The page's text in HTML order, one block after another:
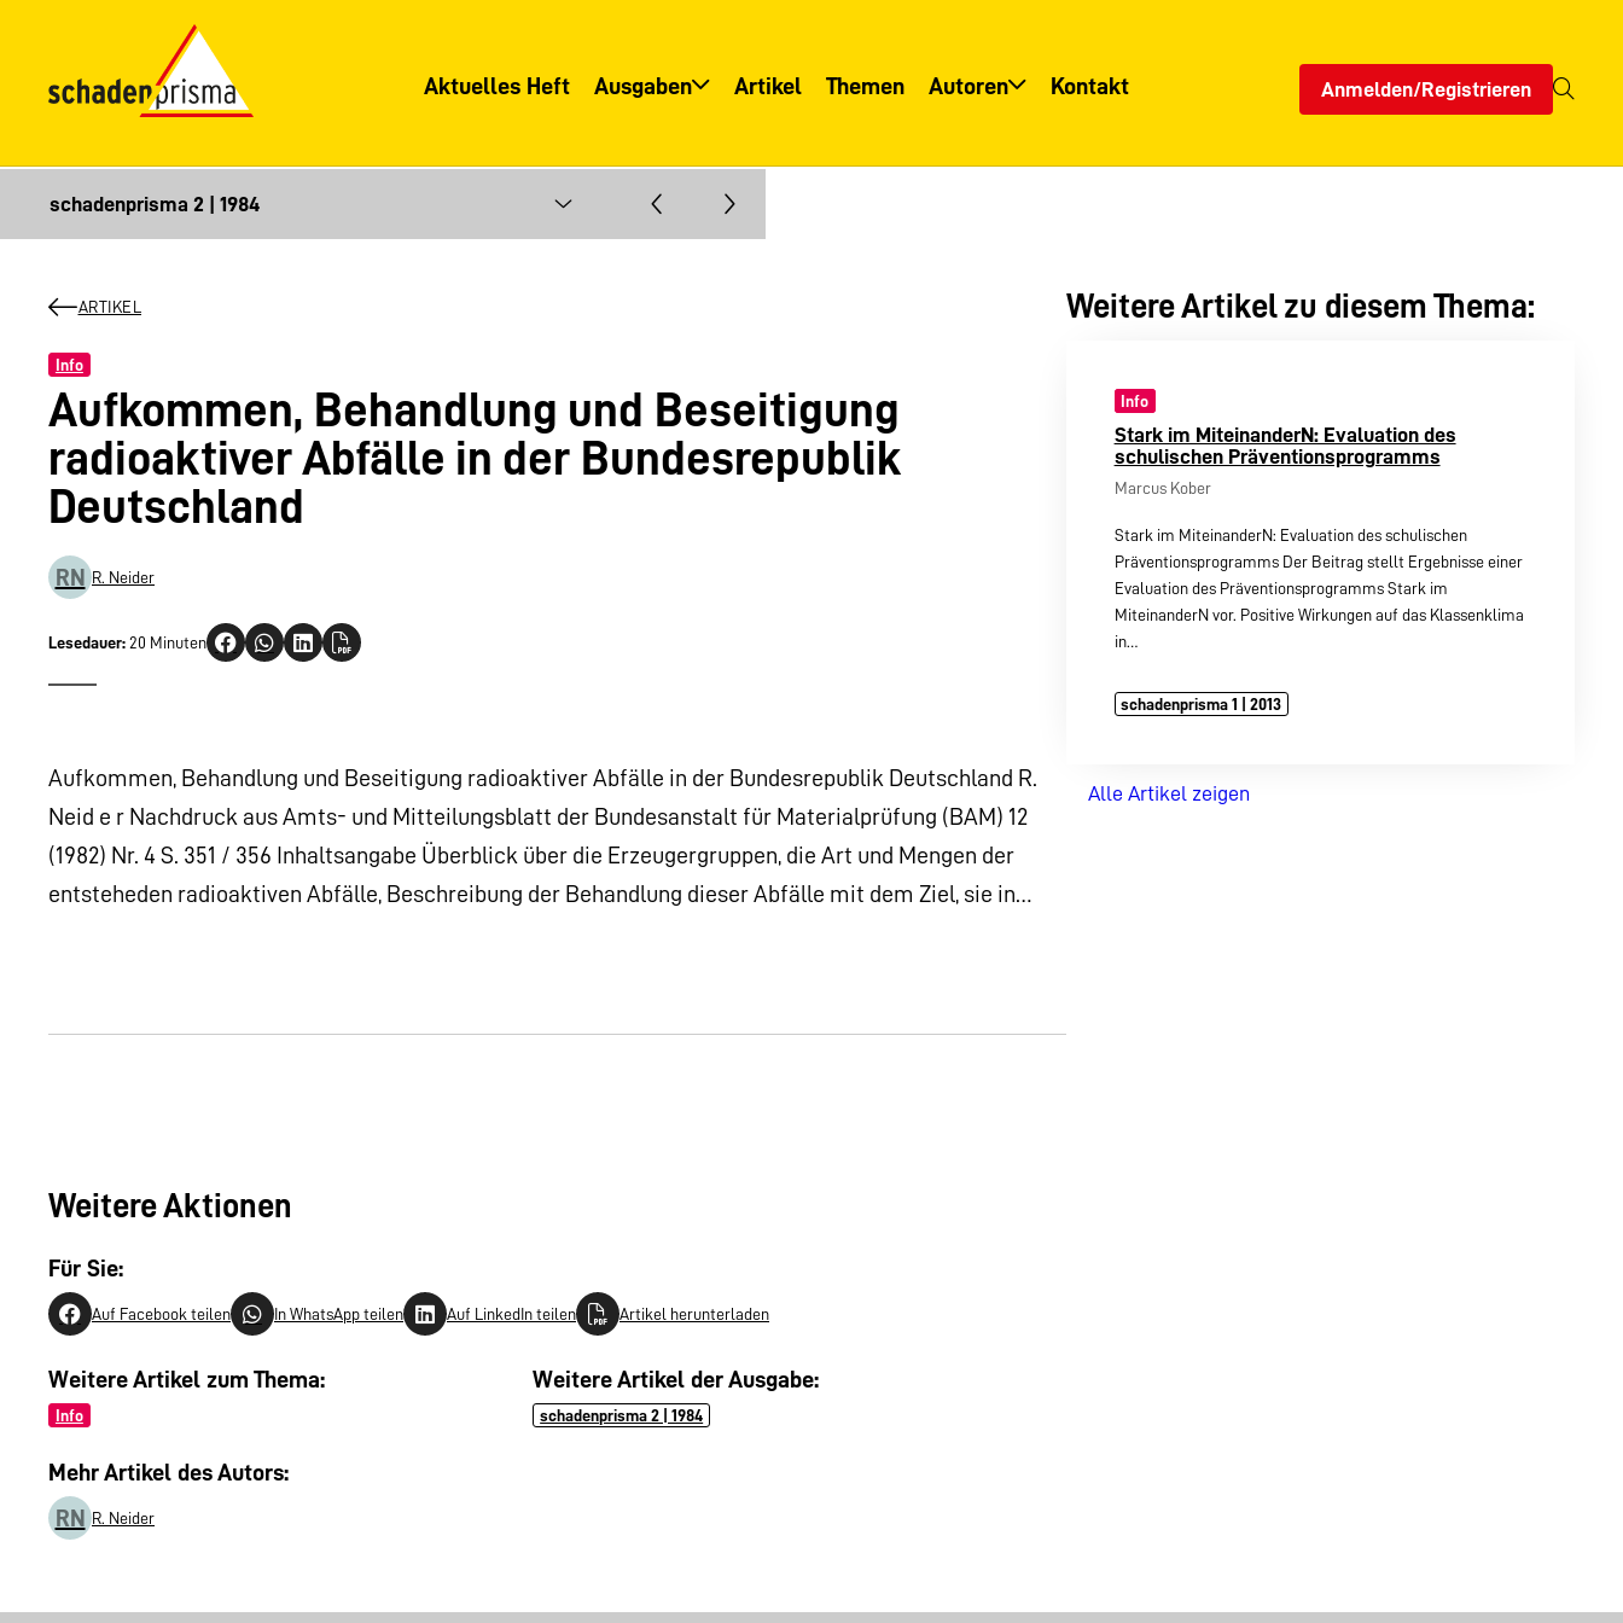
Aktuelles Heft Ausgaben
Informationsservice
Artikel Themen Autoren Kontakt Anmelden/Registrieren
ARTIKEL
Info
Aufkommen, Behandlung und Beseitigung
radioaktiver Abfälle in der Bundesrepublik
Deutschland
RN R. Neider
Lesedauer: 20 Minuten
Aufkommen, Behandlung und Beseitigung radioaktiver Abfälle in der Bundesrepublik Deutschland R.
Neid e r Nachdruck aus Amts- und Mitteilungsblatt der Bundesanstalt für Materialprüfung (BAM) 12
(1982) Nr. 4 S. 351 / 356 Inhaltsangabe Überblick über die Erzeugergruppen, die Art und Mengen der
entsteheden radioaktiven Abfälle, Beschreibung der Behandlung dieser Abfälle mit dem Ziel, sie in…
Weitere Aktionen
Für Sie:
Auf Facebook teilen In WhatsApp teilen Auf LinkedIn teilen Artikel herunterladen
Weitere Artikel zum Thema:
Info
Weitere Artikel der Ausgabe:
schadenprisma 2 | 1984
Mehr Artikel des Autors:
RN
R. Neider
Weitere Artikel zu diesem Thema:
Info
Stark im MiteinanderN: Evaluation des
schulischen Präventionsprogramms
Marcus Kober
Stark im MiteinanderN: Evaluation des schulischen
Präventionsprogramms Der Beitrag stellt Ergebnisse einer
Evaluation des Präventionsprogramms Stark im
MiteinanderN vor. Positive Wirkungen auf das Klassenklima
in…
schadenprisma 1 | 2013
Alle Artikel zeigen